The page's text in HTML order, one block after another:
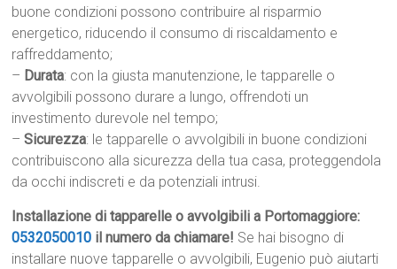
buone condizioni possono contribuire al risparmio
energetico, riducendo il consumo di riscaldamento e
raffreddamento;
– Durata: con la giusta manutenzione, le tapparelle o
avvolgibili possono durare a lungo, offrendoti un
investimento durevole nel tempo;
–Sicurezza: le tapparelle o avvolgibili in buone condizioni
contribuiscono alla sicurezza della tua casa, proteggendola
da occhi indiscreti e da potenziali intrusi.
Installazione di tapparelle o avvolgibili a Portomaggiore:
0532050010 il numero da chiamare! Se hai bisogno di
installare nuove tapparelle o avvolgibili, Eugenio può aiutarti